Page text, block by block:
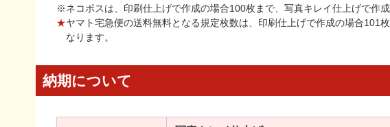
※ネコポスは、印刷仕上げで作成の場合100枚まで、写真キレイ仕上げで作
★ヤマト宅急便の送料無料となる規定枚数は、印刷仕上げで作成の場合101
なります。
納期について